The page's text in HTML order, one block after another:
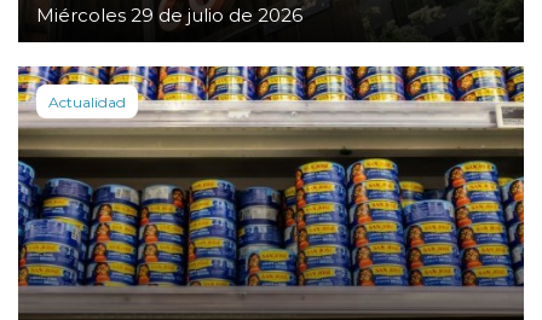
Miércoles 29 de julio de 2026
Actualidad